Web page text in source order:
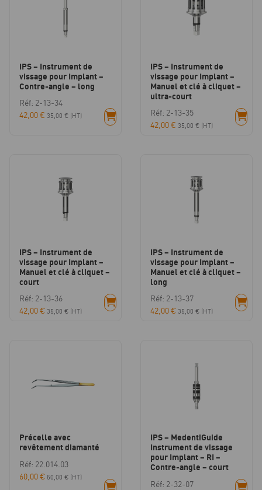
IPS – Instrument de
vissage pour Implant –
Contre-angle – long
Réf: 2-13-34
42,00€ 35,00 € (HT)
IPS – Instrument de
vissage pour Implant –
Manuel et clé à cliquet –
ultra-court
Réf: 2-13-35
42,00€ 35,00 € (HT)
IPS – Instrument de
vissage pour Implant –
Manuel et clé à cliquet –
court
Réf: 2-13-36
42,00€ 35,00 € (HT)
IPS – Instrument de
vissage pour Implant –
Manuel et clé à cliquet –
long
Réf: 2-13-37
42,00€ 35,00 € (HT)
Précelle avec
revêtement diamanté
Réf: 22.014.03
60,00€ 50,00 € (HT)
IPS – MedentiGuide
Instrument de vissage
pour Implant – RI –
Contre-angle – court
Réf: 2-32-07